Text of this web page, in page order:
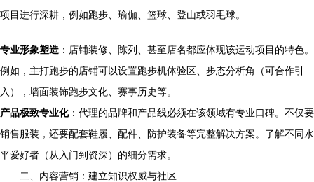
项目进行深耕，例如跑步、瑜伽、篮球、登山或羽毛球。
专业形象塑造 ：店铺装修、陈列、甚至店名都应体现该运动项目的特色。
例如，主打跑步的店铺可以设置跑步机体验区、步态分析角（可合作引
入），墙面装饰跑步文化、赛事历史等。
产品极致专业化：代理的品牌和产品线必须在该领域有专业口碑。不仅要
销售服装，还要配套鞋履、配件、防护装备等完整解决方案。了解不同水
平爱好者（从入门到资深）的细分需求。
二、内容营销：建立知识权威与社区